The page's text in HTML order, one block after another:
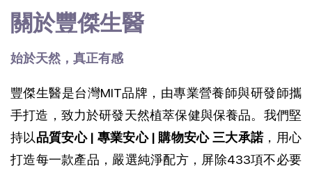
關於豐傑生醫
始於天然，真正有感
豐傑生醫是台灣MIT品牌，由專業營養師與研發師攜
手打造，致力於研發天然植萃保健與保養品。我們堅
持以品質安心 | 專業安心 | 購物安心 三大承諾，用心
打造每一款產品， 嚴選純淨配方，屏除433項不必要